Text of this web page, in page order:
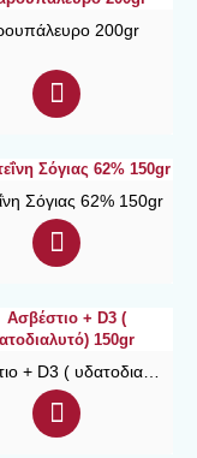
200gr
Σόγιας 62% 150gr